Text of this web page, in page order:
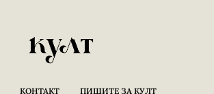
КОНТАКТ ПИШИТЕ ЗА КУЛТ